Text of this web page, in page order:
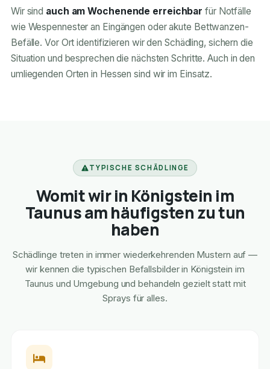
Wir sind auch am Wochenende erreichbar für Notfälle
wie Wespennester an Eingängen oder akute Bettwanzen-
Befälle. Vor Ort identifizieren wir den Schädling, sichern die
Situation und besprechen die nächsten Schritte. Auch in den
umliegenden Orten in Hessen sind wir im Einsatz.
TYPISCHE SCHÄDLINGE
Womit wir in Königstein im
Taunus am häufigsten zu tun
haben
Schädlinge treten in immer wiederkehrenden Mustern auf —
wir kennen die typischen Befallsbilder in Königstein im
Taunus und Umgebung und behandeln gezielt statt mit
Sprays für alles.